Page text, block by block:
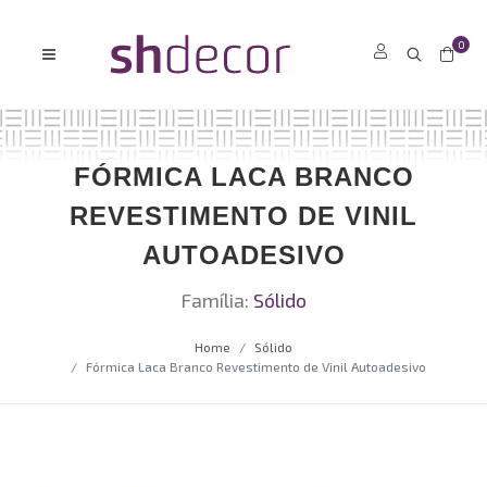
0
FÓRMICA LACA BRANCO
REVESTIMENTO DE VINIL
AUTOADESIVO
Família: Sólido
Home
Sólido
Fórmica Laca Branco Revestimento de Vinil Autoadesivo